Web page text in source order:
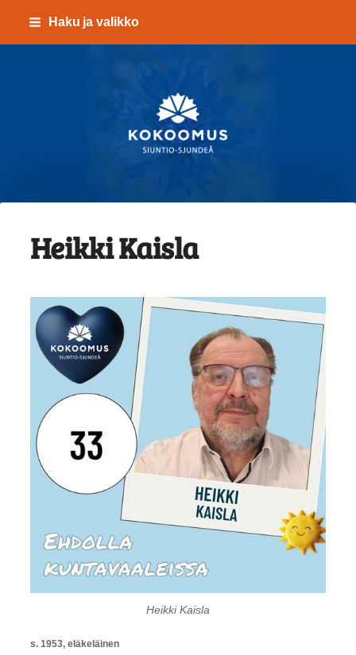
Siirry
sisältöön
Haku ja valikko
Kokoomus Siuntio-
Heikki Kaisla
Heikki Kaisla
s. 1953, eläkeläinen